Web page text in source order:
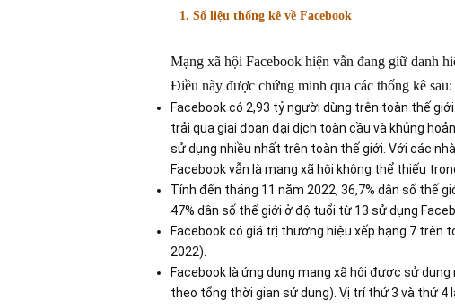
1. Số liệu thống kê về Facebook
Mạng xã hội Facebook hiện vẫn đang giữ danh
Điều này được chứng minh qua các thống kê sau:
Facebook có 2,93 tỷ người dùng trên toàn thế
trải qua giai đoạn đại dịch toàn cầu và khủng
sử dụng nhiều nhất trên toàn thế giới. Với các
Facebook vẫn là mạng xã hội không thể thiếu
Tính đến tháng 11 năm 2022, 36,7% dân số thế
47% dân số thế giới ở độ tuổi từ 13 sử dụng
Facebook có giá trị thương hiệu xếp hạng 7 trên
2022).
Facebook là ứng dụng mạng xã hội được sử
theo tổng thời gian sử dụng). Vị trí thứ 3 và thứ 4